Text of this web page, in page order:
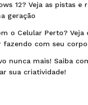
12? Veja as pistas e
geração
o Celular Perto? Veja
fazendo com seu corpo
nunca mais! Saiba
sua criatividade!